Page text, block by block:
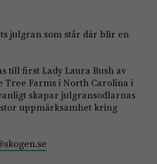
julgran som står där blir en
till first Lady Laura Bush av
Tree Farms i North Carolina i
skapar julgransodlarnas
uppmärksamhet kring